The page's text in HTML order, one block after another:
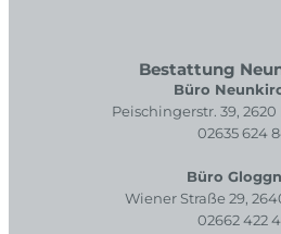
Bestattung
Büro
Peischingerstr. 39,
02635 624
Büro
Wiener Straße 29,
02662 422